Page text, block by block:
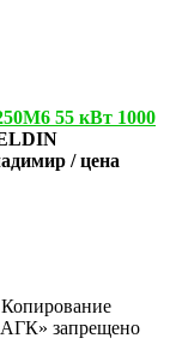
55 кВт 1000
/ цена
запрещено